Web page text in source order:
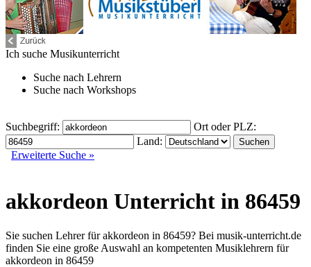
Ich suche Musikunterricht
Suche nach Lehrern
Suche nach Workshops
Suchbegriff:
Ort oder PLZ:
Land:
Erweiterte Suche »
akkordeon Unterricht in 86459
Sie suchen Lehrer für akkordeon in 86459? Bei musik-unterricht.de
finden Sie eine große Auswahl an kompetenten Musiklehrern für
akkordeon in 86459